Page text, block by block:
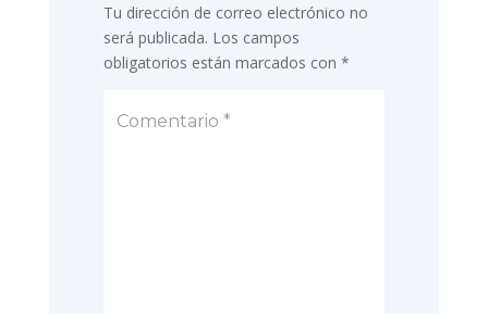
Tu dirección de correo electrónico no
será publicada. Los campos
obligatorios están marcados con *